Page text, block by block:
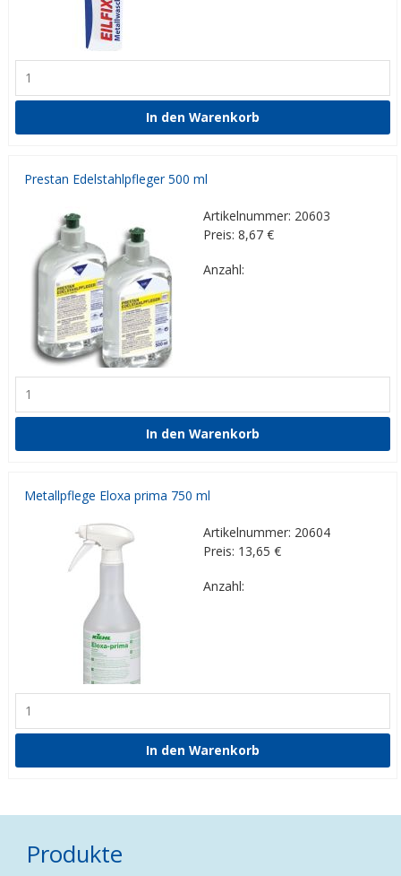
Prestan Edelstahlpfleger 500 ml
Artikelnummer: 20603
Preis: 8,67 €
Anzahl:
Metallpflege Eloxa prima 750 ml
Artikelnummer: 20604
Preis: 13,65 €
Anzahl:
Produkte